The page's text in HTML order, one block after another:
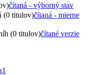
čítaná - výborný stav
(0 titulov)čítaná - mierne
(0 titulov)čítané verzie
1